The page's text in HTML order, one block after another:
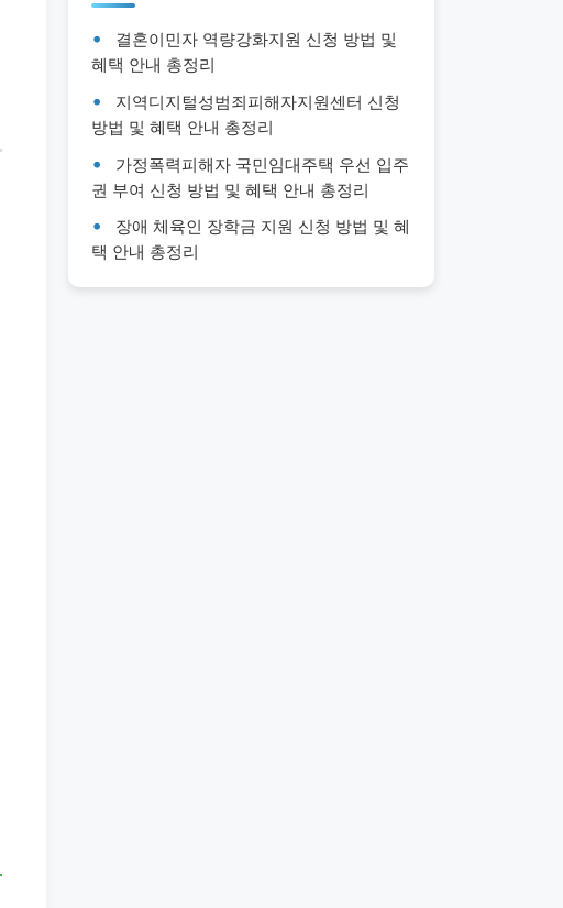
결혼이민자 역량강화지원 신청 방법 및
혜택 안내 총정리
지역디지털성범죄피해자지원센터 신청
방법 및 혜택 안내 총정리
가정폭력피해자 국민임대주택 우선 입주
권 부여 신청 방법 및 혜택 안내 총정리
장애 체육인 장학금 지원 신청 방법 및 혜
택 안내 총정리